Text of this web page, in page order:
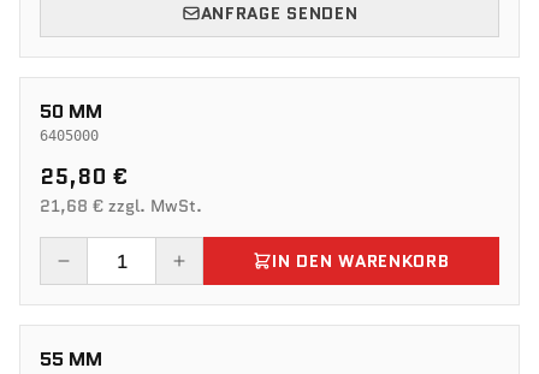
ANFRAGE SENDEN
50 MM
6405000
25,80 €
21,68 € zzgl. MwSt.
IN DEN WARENKORB
55 MM